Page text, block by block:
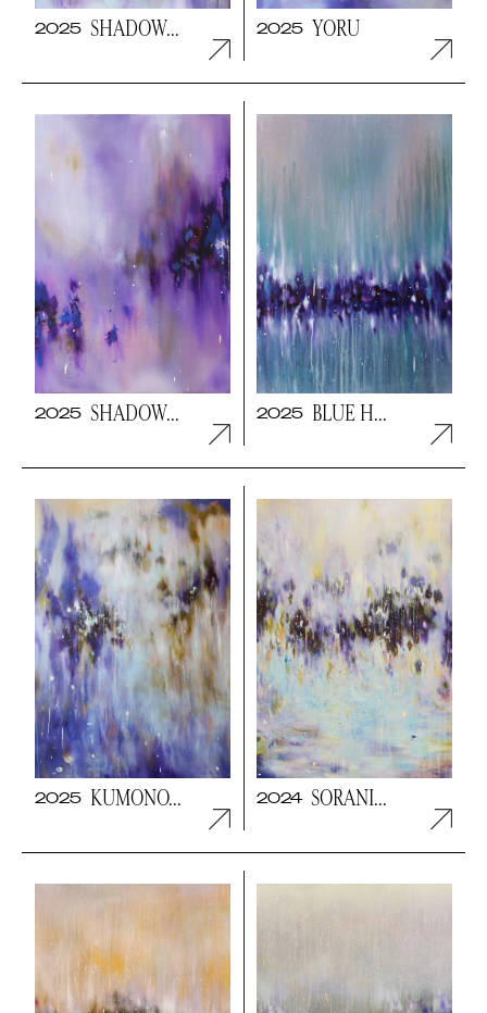
2025 SHADOW... 2025 YORU
2025 SHADOW... 2025 BLUE H...
2025 KUMONO... 2024 SORANI...
ABONNIEREN
Mit dem Abonnieren des Newsletters bestätige
ich, dass ich die
Datenschutzerklärung gelesen
habe und akzeptiere.